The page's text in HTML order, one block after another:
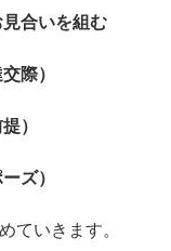
合いを組む
際）
）
ズ）
ていきます。